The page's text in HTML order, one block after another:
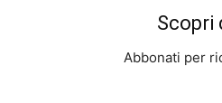
Scopri
Abbonati per